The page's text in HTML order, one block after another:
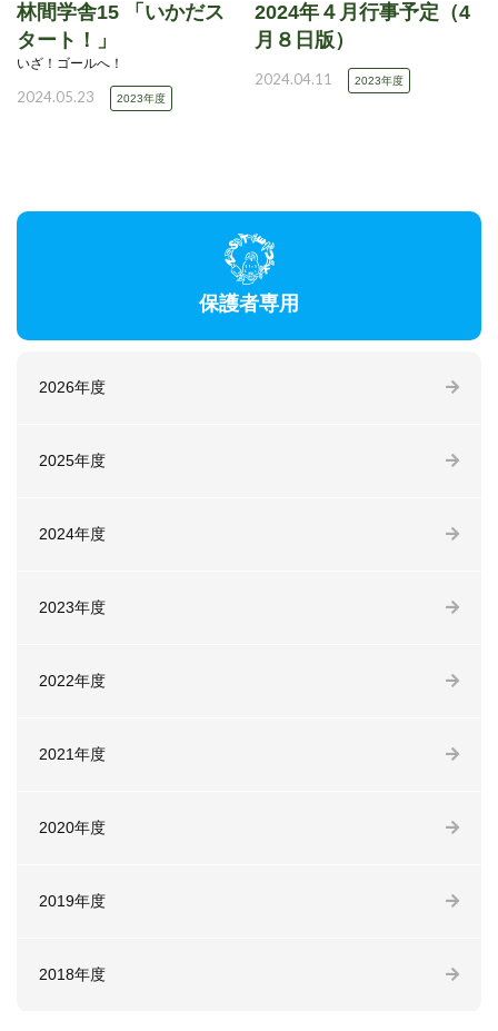
林間学舎15 「いかだス
タート！」
いざ！ゴールへ！
2024.05.23 2023年度
2024年４月行事予定（4
月８日版）
2024.04.11 2023年度
保護者専用
2026年度
2025年度
2024年度
2023年度
2022年度
2021年度
2020年度
2019年度
2018年度